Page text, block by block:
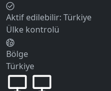
Aktif edilebilir: Türkiye
Ülke kontrolü
Bölge
Türkiye